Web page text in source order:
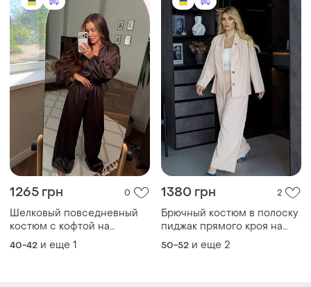
1265 грн 0
Шелковый повседневный
костюм с кофтой на
молнии с объемными
рукавами со свободными
40-42 и еще 1
1380 грн 2
Брючный костюм в полоску
пиджак прямого кроя на
пуговицах и брюки палаццо
50-52 и еще 2